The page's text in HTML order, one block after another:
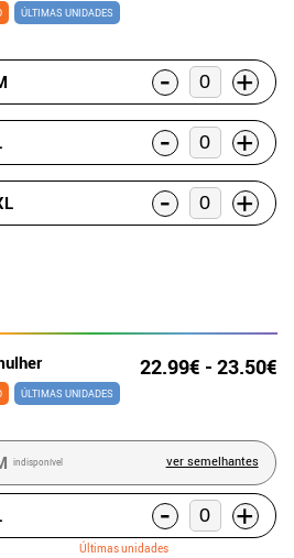
ÚLTIMAS UNIDADES
- +
- +
- +
22.99€ - 23.50€
ÚLTIMAS UNIDADES
indisponível ver semelhantes
- +
Últimas unidades